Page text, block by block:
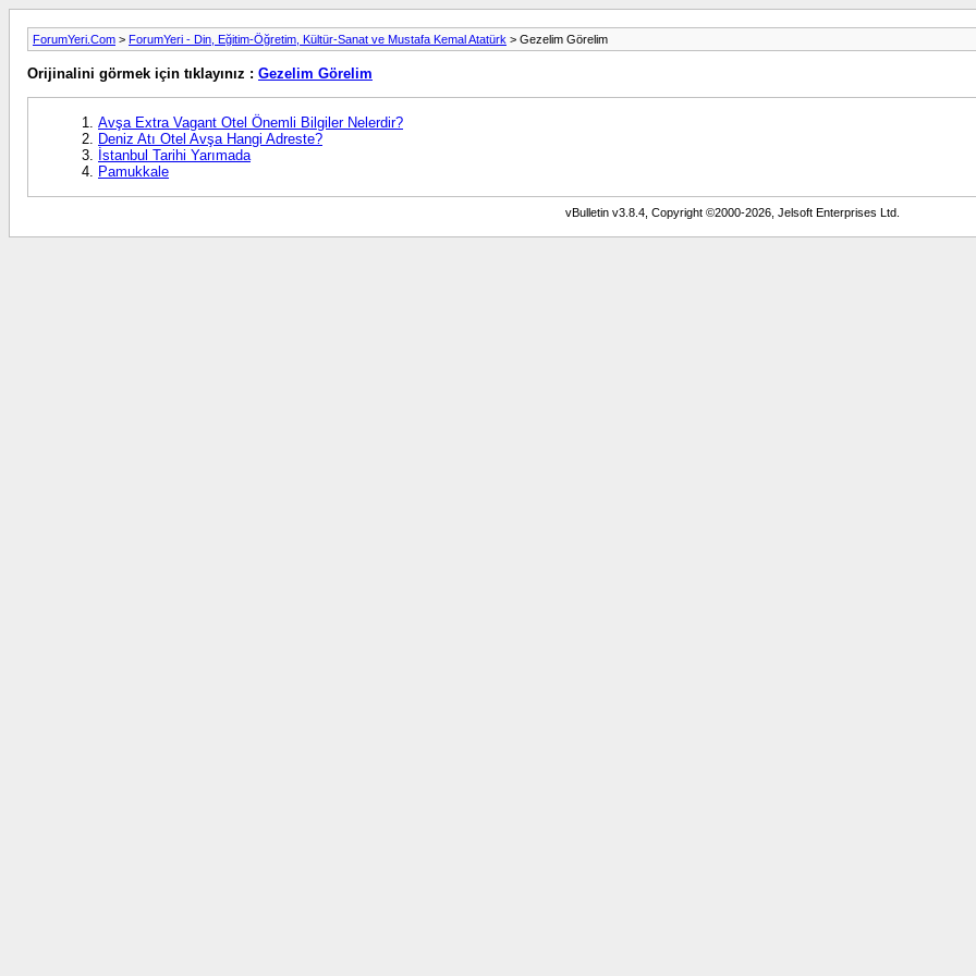
ForumYeri.Com > ForumYeri - Din, Eğitim-Öğretim, Kültür-Sanat ve Mustafa Kemal Atatürk > Gezelim Görelim
Orijinalini görmek için tıklayınız : Gezelim Görelim
Avşa Extra Vagant Otel Önemli Bilgiler Nelerdir?
Deniz Atı Otel Avşa Hangi Adreste?
İstanbul Tarihi Yarımada
Pamukkale
vBulletin v3.8.4, Copyright ©2000-2026, Jelsoft Enterprises Ltd.